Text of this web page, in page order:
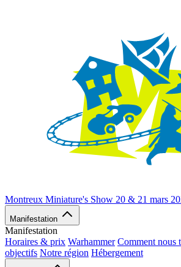
Montreux Miniature's Show 20 & 21 mars
Manifestation
Manifestation
Horaires & prix Warhammer Comment nous
objectifs Notre région Hébergement